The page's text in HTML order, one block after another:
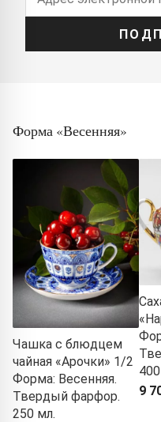
Форма «Весенняя»
Чашка с блюдцем
чайная «Арочки» 1/2
Форма: Весенняя.
Твердый фарфор.
250 мл.
9